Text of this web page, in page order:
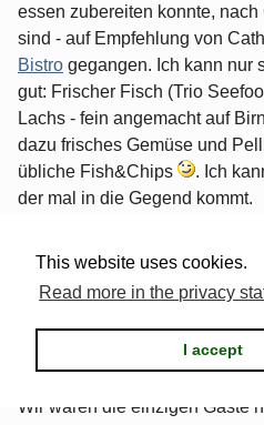
This website uses cookies.
Read more in the privacy
I accept
essen zubereiten konnte,
sind - auf Empfehlung von
Bistro gegangen. Ich kann nur
gut: Frischer Fisch (Trio
Lachs - fein angemacht auf
dazu frisches Gemüse und
übliche Fish&Chips
. Ich
der mal in die Gegend kommt.
The Kerry Way:
nach Glenbeigh
Samstag,
Wir waren die einzigen Gäste